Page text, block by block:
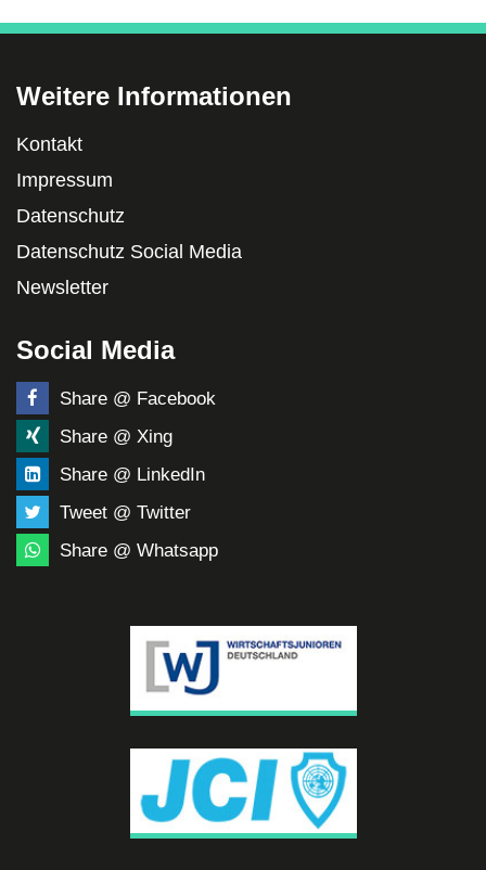
Weitere Informationen
Kontakt
Impressum
Datenschutz
Datenschutz Social Media
Newsletter
Social Media
Share @ Facebook
Share @ Xing
Share @ LinkedIn
Tweet @ Twitter
Share @ Whatsapp